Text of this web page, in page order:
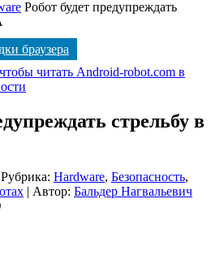
Робот будет предупреждать
браузера
читать Android-robot.com в
стрельбу в
| Рубрика: Hardware, Безопасность,
| Автор: Бальдер Нагвальевич